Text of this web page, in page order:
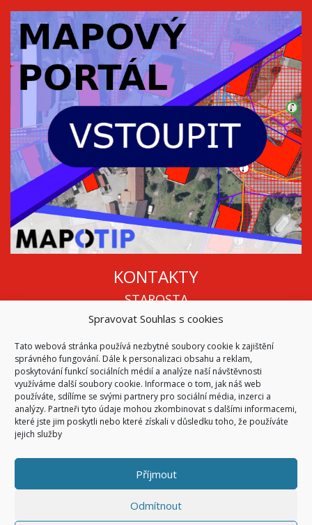
Spravovat Souhlas s cookies
Tato webová stránka používá nezbytné soubory cookie k zajištění
správného fungování. Dále k personalizaci obsahu a reklam,
poskytování funkcí sociálních médií a analýze naší návštěvnosti
využíváme další soubory cookie. Informace o tom, jak náš web
používáte, sdílíme se svými partnery pro sociální média, inzerci a
analýzy. Partneři tyto údaje mohou zkombinovat s dalšími informacemi,
které jste jim poskytli nebo které získali v důsledku toho, že používáte
jejich služby
Příjmout
Odmítnout
KONTAKTY
STAROSTA
Mgr. Roman Vala
info@oukojetice.cz
ÚŘEDNÍ HODINY
Po, St: 15:30 - 16:30
Všechny kontakty | Kde nás najdete
© 2026Obec Kojetice na Moravě
Všechna práva vyhrazena